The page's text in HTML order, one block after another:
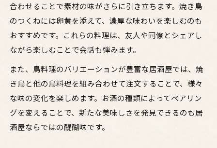
合わせることで素材の味がさらに引き立ちます。焼き鳥
のつくねには卵黄を添えて、濃厚な味わいを楽しむのも
おすすめです。これらの料理は、友人や同僚とシェアし
ながら楽しむことで会話も弾みます。
また、鳥料理のバリエーションが豊富な居酒屋では、焼
き鳥と他の鳥料理を組み合わせて注文することで、様々
な味の変化を楽しめます。お酒の種類によってペアリン
グを変えることで、新たな美味しさを発見できるのも居
酒屋ならではの醍醐味です。